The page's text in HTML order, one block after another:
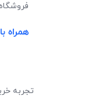
همراه
تجربه